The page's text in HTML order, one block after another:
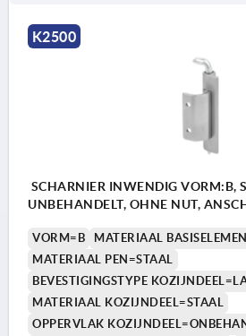
10) Bevestiging met platverzonken
11) Uitholling van de deur
K2500
SCHARNIER INWENDIG VORM:B,
UNBEHANDELT, OHNE NUT,
VORM=B
MATERIAAL
MATERIAAL PEN=STAAL
BEVESTIGINGSTYPE
MATERIAAL KOZIJNDEEL=STAAL
OPPERVLAK